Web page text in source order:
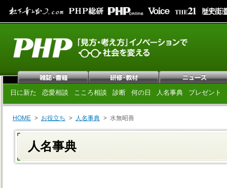
日に新た 恋愛相談 こころ相談 診断 何の日 人名事典 プレゼント
HOME お役立ち 人名事典 水無昭善
人名事典